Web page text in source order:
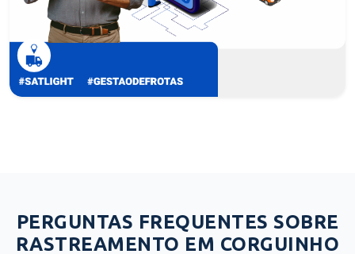
PERGUNTAS FREQUENTES SOBRE
RASTREAMENTO EM CORGUINHO